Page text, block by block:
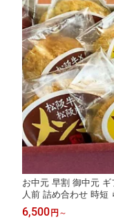
お中元 早割 御中元
人前 詰め合わせ 時短
メンチカツ コロッケ
い 牛肉 肉 食べ物 お
6,500円 ～